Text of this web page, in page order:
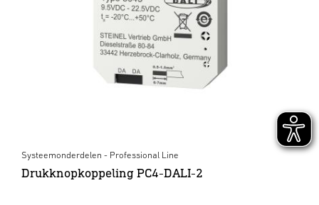
Systeemonderdelen - Professional Line
Drukknopkoppeling PC4-DALI-2